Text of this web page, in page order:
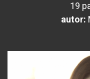
19
autor: